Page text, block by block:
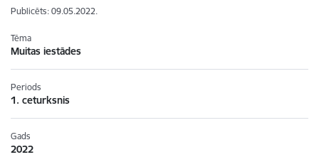
Publicēts: 09.05.2022.
Tēma
Muitas iestādes
Periods
1. ceturksnis
Gads
2022